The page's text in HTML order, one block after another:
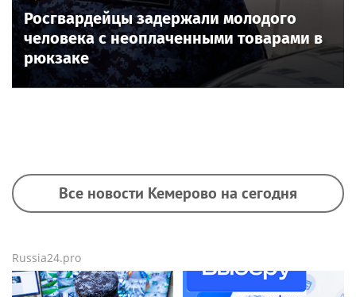
Росгвардейцы задержали молодого
человека с неоплаченными товарами в
рюкзаке
Все новости Кемерово на сегодня
Russia24.pro